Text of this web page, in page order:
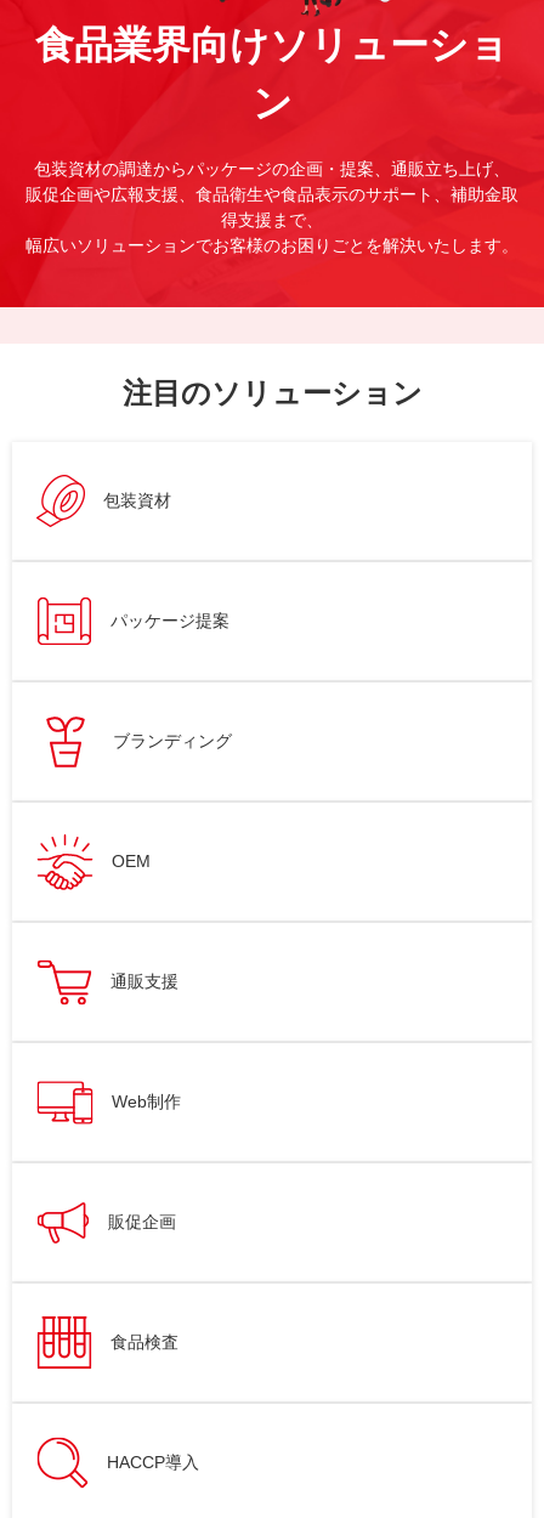
食品業界向けソリューショ
ン
包装資材の調達からパッケージの企画・提案、通販立ち上げ、
販促企画や広報支援、食品衛生や食品表示のサポート、補助金取
得支援まで、
幅広いソリューションでお客様のお困りごとを解決いたします。
注目のソリューション
包装資材
パッケージ提案
ブランディング
OEM
通販支援
Web制作
販促企画
食品検査
HACCP導入